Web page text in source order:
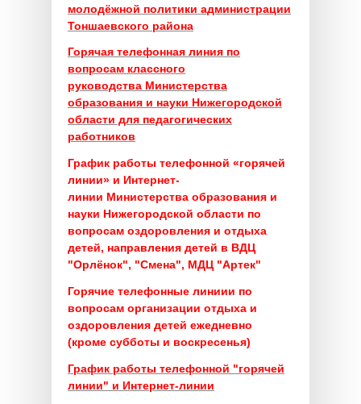
молодёжной политики администрации
Тоншаевского района
Горячая телефонная линия по
вопросам классного
руководства Министерства
образования и науки Нижегородской
области для педагогических
работников
График работы телефонной «горячей
линии» и Интернет-
линии Министерства образования и
науки Нижегородской области по
вопросам оздоровления и отдыха
детей, направления детей в ВДЦ
"Орлёнок", "Смена", МДЦ "Артек"
Горячие телефонные линиии по
вопросам организации отдыха и
оздоровления детей ежедневно
(кроме субботы и воскресенья)
График работы телефонной "горячей
линии" и Интернет-линии